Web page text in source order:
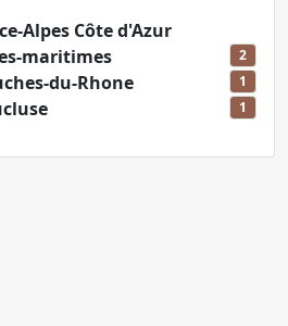
Alpes Côte d'Azur
maritimes 2
du-Rhone 1
1